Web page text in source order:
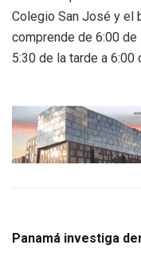
Colegio San José y el
comprende de 6:00 de
5:30 de la tarde a 6:00
Panamá investiga